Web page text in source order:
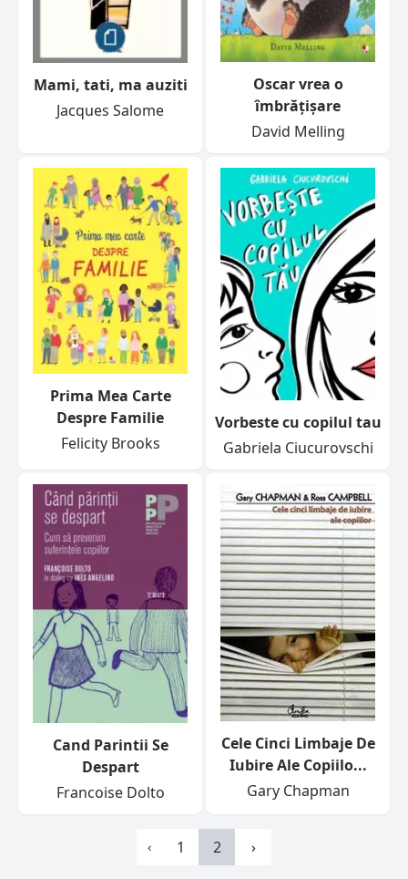
Mami, tati, ma auziti
Jacques Salome
Oscar vrea o
îmbrățișare
David Melling
Prima Mea Carte
Despre Familie
Felicity Brooks
Vorbeste cu copilul tau
Gabriela Ciucurovschi
Cand Parintii Se
Despart
Francoise Dolto
Cele Cinci Limbaje De
Iubire Ale Copiilo...
Gary Chapman
‹ 1 2 ›